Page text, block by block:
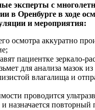
эксперты с
в Оренбурге в ходе
и мероприятия:
осмотра аккуратно
пациентке зеркало-
для анализа мазок
влагалища и
проводится
и назначается повторный